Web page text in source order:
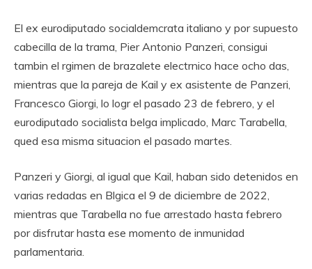
El ex eurodiputado socialdemcrata italiano y por supuesto
cabecilla de la trama, Pier Antonio Panzeri, consigui
tambin el rgimen de brazalete electrnico hace ocho das,
mientras que la pareja de Kail y ex asistente de Panzeri,
Francesco Giorgi, lo logr el pasado 23 de febrero, y el
eurodiputado socialista belga implicado, Marc Tarabella,
qued esa misma situacion el pasado martes.
Panzeri y Giorgi, al igual que Kail, haban sido detenidos en
varias redadas en Blgica el 9 de diciembre de 2022,
mientras que Tarabella no fue arrestado hasta febrero
por disfrutar hasta ese momento de inmunidad
parlamentaria.